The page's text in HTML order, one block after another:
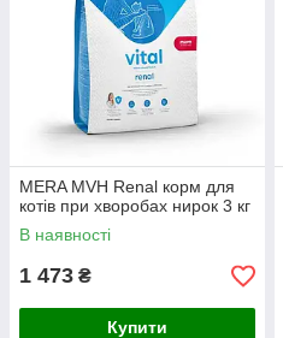
MERA MVH Renal корм для
котів при хворобах нирок 3 кг
В наявності
1 473 ₴
Купити